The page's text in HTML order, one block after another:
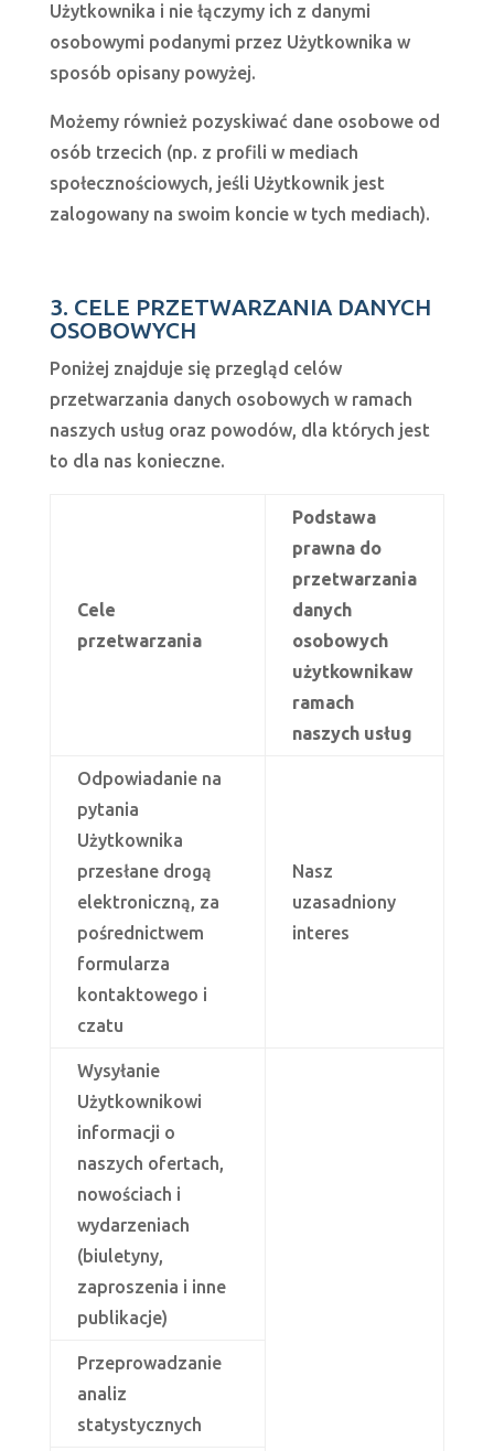
Użytkownika i nie łączymy ich z danymi
osobowymi podanymi przez Użytkownika w
sposób opisany powyżej.
Możemy również pozyskiwać dane osobowe od
osób trzecich (np. z profili w mediach
społecznościowych, jeśli Użytkownik jest
zalogowany na swoim koncie w tych mediach).
3. CELE PRZETWARZANIA DANYCH
OSOBOWYCH
Poniżej znajduje się przegląd celów
przetwarzania danych osobowych w ramach
naszych usług oraz powodów, dla których jest
to dla nas konieczne.
Cele
przetwarzania
Podstawa
prawna do
przetwarzania
danych
osobowych
użytkownikaw
ramach
naszych usług
Odpowiadanie na
pytania
Użytkownika
przesłane drogą
elektroniczną, za
pośrednictwem
formularza
kontaktowego i
czatu
Nasz
uzasadniony
interes
Wysyłanie
Użytkownikowi
informacji o
naszych ofertach,
nowościach i
wydarzeniach
(biuletyny,
zaproszenia i inne
publikacje)
Przeprowadzanie
analiz
statystycznych